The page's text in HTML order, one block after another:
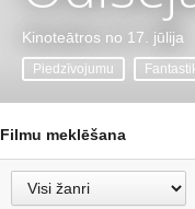
Kinoteātros no 17. jūlija
Piedzīvojumu
Filmu meklēšana